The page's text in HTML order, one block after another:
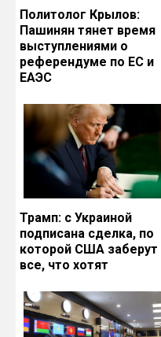
Политолог Крылов:
Пашинян тянет время
выступлениями о
референдуме по ЕС и
ЕАЭС
Трамп: с Украиной
подписана сделка, по
которой США заберут
все, что хотят